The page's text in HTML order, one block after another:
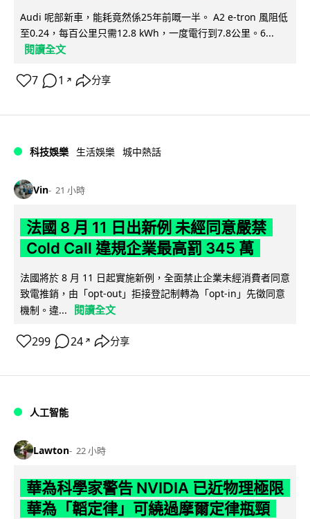
Audi 呢部新車，能耗竟然係25年前嘅一半。 A2 e-tron 風阻低
至0.24，每百公里只需12.8 kWh，一度電行到7.8公里。6...
閱讀全文
7 1 ↗ 分享
科技娛樂 生活娛樂 城中熱話
Vin 21 小時
法國 8 月 11 日出新例 未經同意嚴禁
Cold Call 違規企業最高罰 345 萬
法國將於 8 月 11 日起實施新例，全面禁止企業未經消費者同意
致電推銷，由「opt-out」拒接登記制轉為「opt-in」先徵同意
機制。違...
閱讀全文
299 24 ↗ 分享
人工智能
Lawton 22 小時
華為科學家警告 NVIDIA 已近物理極限
華為「韜定律」可繞過摩爾定律瓶頸